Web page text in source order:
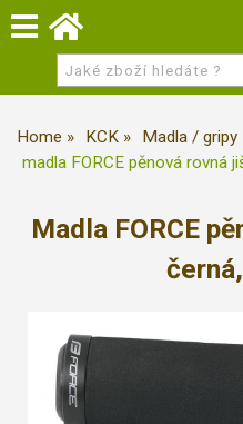
Home KCK
Madla / gripy
madla FORCE pěnová rovná
Madla FORCE